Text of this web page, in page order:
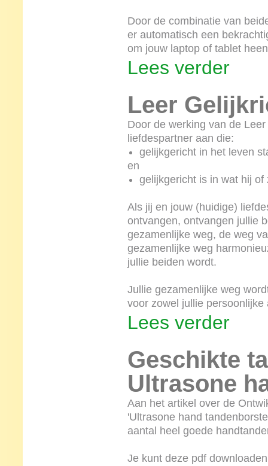
Door de combinatie van
er automatisch een
om jouw laptop of tablet
Lees verder
Leer
Door de werking van de
liefdespartner aan die:
gelijkgericht in het leven
en
gelijkgericht is in wat hij
Als jij en jouw (huidige)
ontvangen, ontvangen jullie
gezamenlijke weg, de weg
gezamenlijke weg
jullie beiden wordt.
Jullie gezamenlijke weg
voor zowel jullie
Lees verder
Geschikte
Ultrasone
Aan het artikel over de
'Ultrasone hand
aantal heel goede
Je kunt deze pdf